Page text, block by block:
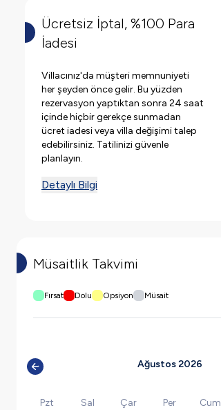
Ücretsiz İptal, %100 Para
İadesi
Villacınız'da müşteri memnuniyeti
her şeyden önce gelir. Bu yüzden
rezervasyon yaptıktan sonra 24 saat
içinde hiçbir gerekçe sunmadan
ücret iadesi veya villa değişimi talep
edebilirsiniz. Tatilinizi güvenle
planlayın.
Detaylı Bilgi
Müsaitlik Takvimi
Fırsat Dolu Opsiyon Müsait
Ağustos 2026
Pzt Sal Çar Per Cum